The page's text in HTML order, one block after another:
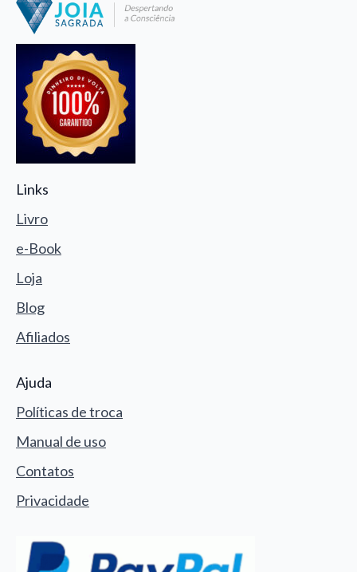
Links
Livro
e-Book
Loja
Blog
Afiliados
Ajuda
Políticas de troca
Manual de uso
Contatos
Privacidade